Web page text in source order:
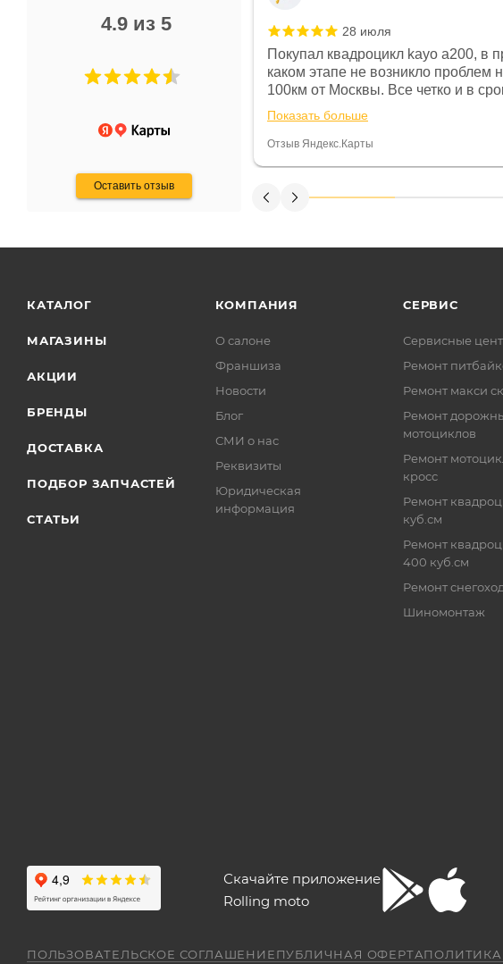
4.9 из 5
Оставить отзыв
Не понравились условия
и дают только на год)
28 июля
Покупал квадроцикл kayo a200, в
каком этапе не возникло проблем
100км от Москвы. Все четко и в
спидометре всегда был 0, при этом
постоянно были на связи и в
Считаю, что это говорит о
Показать больше
Отзыв Яндекс.Карты
КАТАЛОГ
МАГАЗИНЫ
АКЦИИ
БРЕНДЫ
ДОСТАВКА
ПОДБОР ЗАПЧАСТЕЙ
СТАТЬИ
КОМПАНИЯ
О салоне
Франшиза
Новости
Блог
СМИ о нас
Реквизиты
Юридическая
информация
СЕРВИС
Сервисные
Ремонт
Ремонт макси
Ремонт
мотоциклов
Ремонт
кросс
Ремонт
куб.см
Ремонт
400 куб.см
Ремонт
Шиномонтаж
Скачайте приложение
Rolling moto
ПОЛЬЗОВАТЕЛЬСКОЕ СОГЛАШЕНИЕПУБЛИЧНАЯ ОФЕРТА